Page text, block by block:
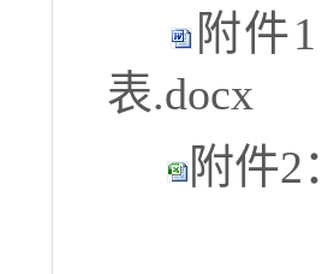
附件
表.docx
附件